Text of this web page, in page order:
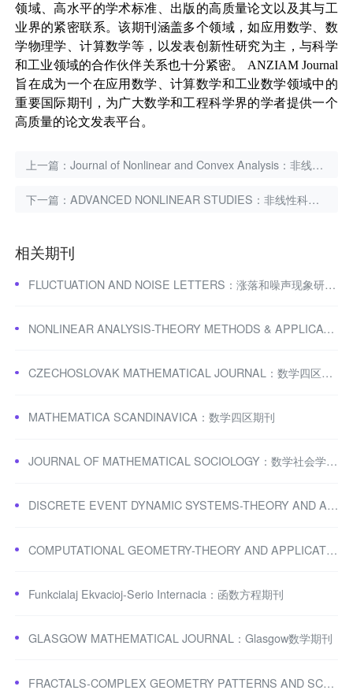
领域、高水平的学术标准、出版的高质量论文以及其与工
业界的紧密联系。该期刊涵盖多个领域，如应用数学、数
学物理学、计算数学等，以发表创新性研究为主，与科学
和工业领域的合作伙伴关系也十分紧密。
ANZIAM Journal
旨在成为一个在应用数学、计算数学和工业数学领域中的
重要国际期刊，为广大数学和工程科学界的学者提供一个
高质量的论文发表平台。
上一篇：Journal of Nonlinear and Convex Analysis：非线性与凸分析期刊
下一篇：ADVANCED NONLINEAR STUDIES：非线性科学期刊
相关期刊
FLUCTUATION AND NOISE LETTERS：涨落和噪声现象研究期刊
NONLINEAR ANALYSIS-THEORY METHODS & APPLICATIONS：非线性分析期刊
CZECHOSLOVAK MATHEMATICAL JOURNAL：数学四区期刊
MATHEMATICA SCANDINAVICA：数学四区期刊
JOURNAL OF MATHEMATICAL SOCIOLOGY：数学社会学期刊
DISCRETE EVENT DYNAMIC SYSTEMS-THEORY AND APPLICATIONS：离散事件动态系统期刊
COMPUTATIONAL GEOMETRY-THEORY AND APPLICATIONS：计算几何期刊
Funkcialaj Ekvacioj-Serio Internacia：函数方程期刊
GLASGOW MATHEMATICAL JOURNAL：Glasgow数学期刊
FRACTALS-COMPLEX GEOMETRY PATTERNS AND SCALING IN NATURE AND SOCIETY：分形。复杂几何知名期刊